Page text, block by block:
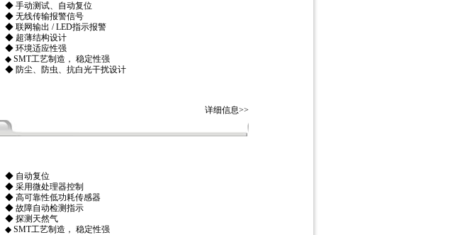
◆ 手动测试、自动复位
◆ 无线传输报警信号
◆ 联网输出 / LED指示报警
◆ 超薄结构设计
◆ 环境适应性强
◆ SMT工艺制造， 稳定性强
◆ 防尘、防虫、抗白光干扰设计
详细信息>>
◆ 自动复位
◆ 采用微处理器控制
◆ 高可靠性低功耗传感器
◆ 故障自动检测指示
◆ 探测天然气
◆ SMT工艺制造， 稳定性强